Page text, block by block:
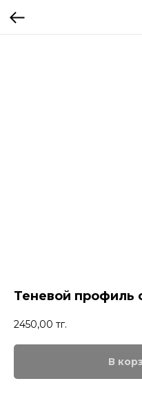
Теневой профиль
2450,00 тг.
В